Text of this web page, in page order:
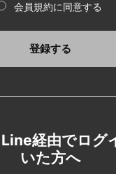
会員規約に同意する
登録する
経由でログ
いた方へ